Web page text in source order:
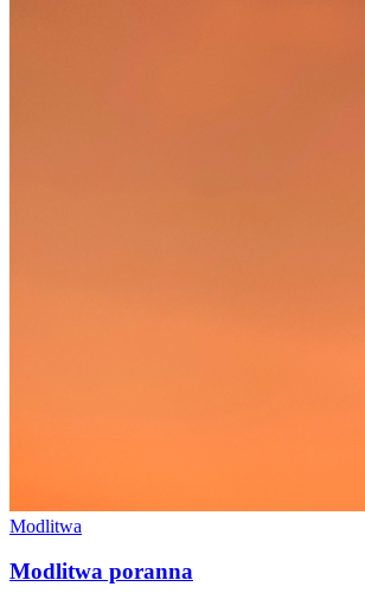
Modlitwa
Modlitwa poranna